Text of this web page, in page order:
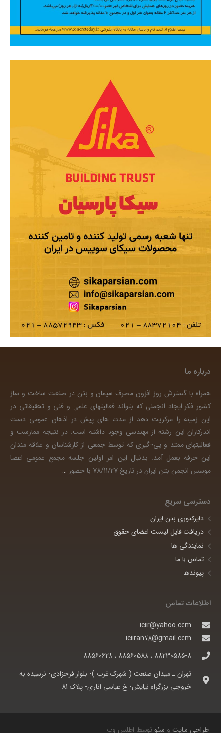
درباره ما
همراه با گسترش روز افزون مصرف سیمان و بتن در صنعت ساخت و ساز
کشور فکر ایجاد انجمنی که بتواند فعالیتهای علمی و فنی و تحقیقاتی در
این زمینه را مرکزیت دهد از مدت های پیش در اذهان عمومی دست
اندرکاران این رشته از مهندسی وجود داشته است. در نتیجه ممارست و
فعالیتهای ممتد و پی¬گیری که توسط جمعی از کارشناسان و علاقه مندان
این حرفه بعمل آمد. بدنبال این امر اولین جلسه مجمع عمومی اعضا
موسس انجمن بتن ایران در تاریخ 78/11/27 با حضور
…
دسترسی سریع
دایرکتوری بتن ایران
دریافت فایل لیست اعضای حقوق
نمایندگی ها
تماس با ما
پیوندها
اطلاعات تماس
iciir@yahoo.com
iciiran78@gmail.com
88230585-8 ، 88560588 ، 88560628
تهران ـ ميدان صنعت ( شهرک غرب )- بلوار فرحزادی- نرسيده به
خروجی بزرگراه نيايش- خ عباسی اناری- پلاک 81
طراحی سایت و سئوتوسط اطلس وب